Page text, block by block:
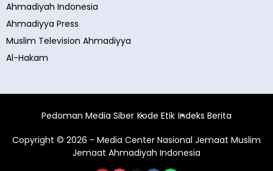
Ahmadiyah Indonesia
Ahmadiyya Press
Muslim Television Ahmadiyya
Al-Hakam
Pedoman Media Siber Kode Etik Indeks Berita
Copyright © 2026 - Media Center Nasional Jemaat Muslim
Jemaat Ahmadiyah Indonesia